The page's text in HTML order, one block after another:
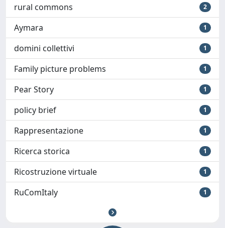
rural commons 2
Aymara 1
domini collettivi 1
Family picture problems 1
Pear Story 1
policy brief 1
Rappresentazione 1
Ricerca storica 1
Ricostruzione virtuale 1
RuComItaly 1